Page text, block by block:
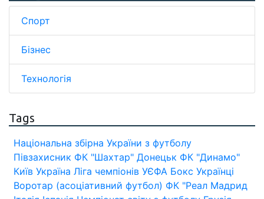
Спорт
Бізнес
Технологія
Tags
Національна збірна України з футболу
Півзахисник ФК "Шахтар" Донецьк ФК "Динамо"
Київ Україна Ліга чемпіонів УЄФА Бокс Українці
Воротар (асоціативний футбол) ФК "Реал Мадрид